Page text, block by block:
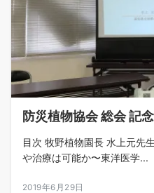
防災植物協会 総会 記
目次 牧野植物園長 水上元先
や治療は可能か〜東洋医学...
2019年6月29日